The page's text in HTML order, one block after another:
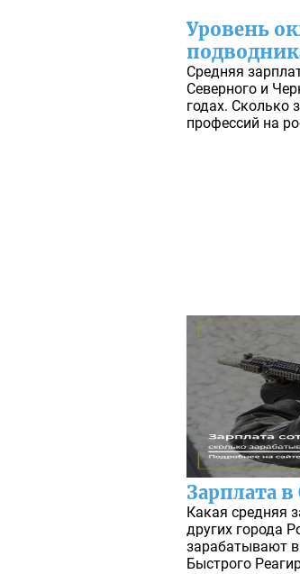
Уровень
Средняя
Северного и
годах. Сколько
профессий на
Зарплата
Какая средняя
других города
зарабатывают
Быстрого